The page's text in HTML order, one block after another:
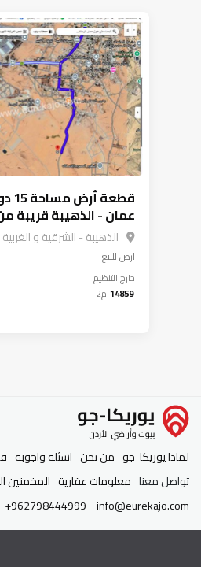
عمان - الذهيبة قريبة
حسينالذهيبة - الشرقية و الغربية
ارضللبيع
خارج التنظيم
14859 م2
لماذا يوريكا-جو من نحن اسئلة واجوبة
تواصل معنا معلومات عقارية المخمنين
info@eurekajo.com
+962798444999